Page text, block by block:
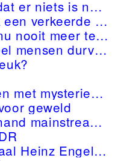
‘Het kán gewoon niet dat er niets is na de dood’
Waarom vrouwen vaak een verkeerde diagnose krijgen
‘Over de islam durf ik nu nooit meer te schrijven’
Ottessa Moshfegh: “Veel mensen durven niet voor hun eenzaamheid uit te komen”
Handboek voor vrouwen met mysterieuze kwalen
geweld
GHB wordt langzamerhand mainstream, hoe gevaarlijk is dat?
Voormalig Stasi-generaal Heinz Engelhardt: “Een cachot is nu eenmaal geen kuuroord”